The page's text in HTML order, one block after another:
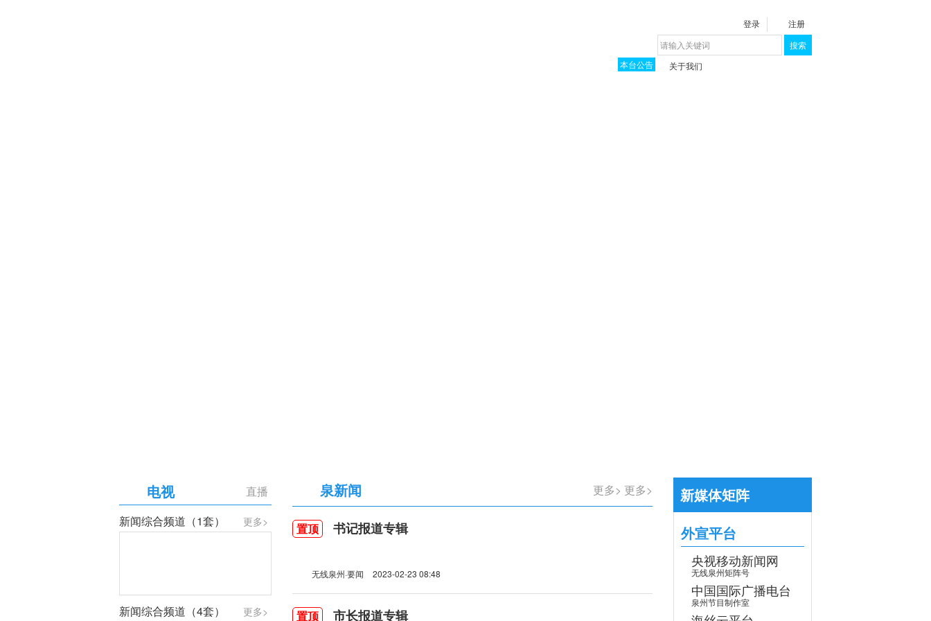
登录
注册
搜索
本台公告
关于我们
直播
电视
更多>
新闻综合频道（1套）
更多>
新闻综合频道（4套）
更多> 更多>
泉新闻
置顶 书记报道专辑
无线泉州·要闻 2023-02-23 08:48
置顶 市长报道专辑
新媒体矩阵
外宣平台
央视移动新闻网
无线泉州矩阵号
中国国际广播电台
泉州节目制作室